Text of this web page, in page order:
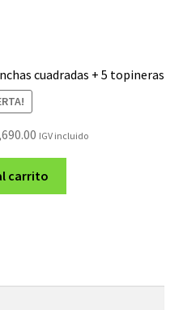
cuadradas + 5 topineras
El
precio
actual
es:
IGV incluido
carrito